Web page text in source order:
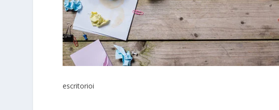
escritorioi